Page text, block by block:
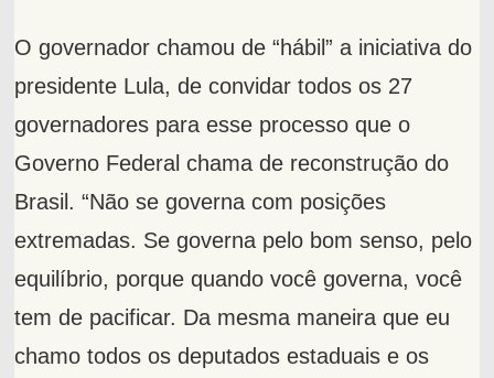
O governador chamou de “hábil” a iniciativa do
presidente Lula, de convidar todos os 27
governadores para esse processo que o
Governo Federal chama de reconstrução do
Brasil. “Não se governa com posições
extremadas. Se governa pelo bom senso, pelo
equilíbrio, porque quando você governa, você
tem de pacificar. Da mesma maneira que eu
chamo todos os deputados estaduais e os